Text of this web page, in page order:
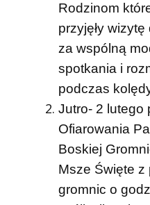
Rodzinom
przyjęły
za wspólną
spotkania i
podczas
Jutro- 2 lutego
Ofiarowania
Boskiej
Msze Święte z
gromnic o